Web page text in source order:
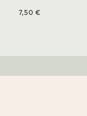
7,50 €